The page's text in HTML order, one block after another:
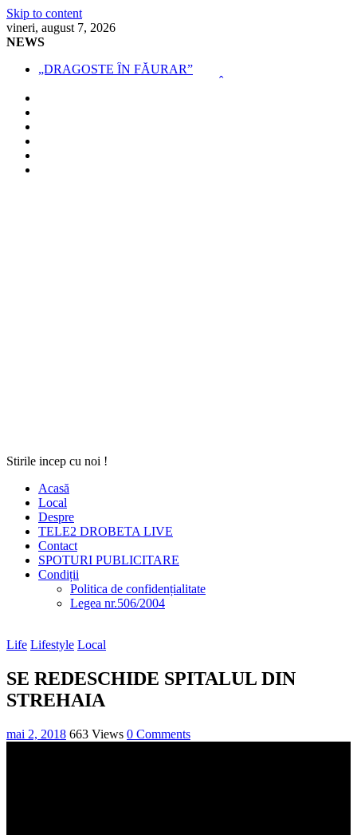
Skip to content
vineri, august 7, 2026
NEWS
„DRAGOSTE ÎN FĂURAR”
Stirile incep cu noi !
Acasă
Local
Despre
TELE2 DROBETA LIVE
Contact
SPOTURI PUBLICITARE
Condiții
Politica de confidențialitate
Legea nr.506/2004
Life Lifestyle Local
SE REDESCHIDE SPITALUL DIN
STREHAIA
mai 2, 2018 663 Views 0 Comments